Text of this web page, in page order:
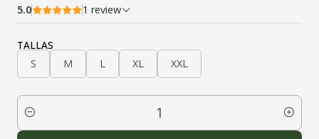
5.0 1 review
TALLAS
S
M L XL XXL
Quantity